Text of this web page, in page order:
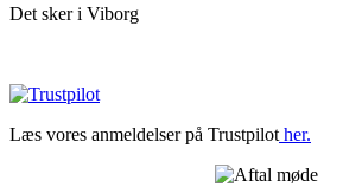
Det sker i Viborg
Læs vores anmeldelser på Trustpilot her.